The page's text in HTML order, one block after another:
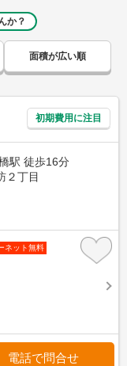
か？
面積が広い順
初期費用に注目
駅 徒歩16分
２丁目
ネット無料
電話で問合せ